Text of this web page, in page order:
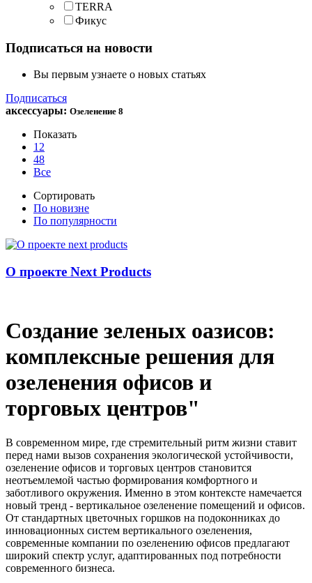
TERRA
Фикус
Подписаться на новости
Вы первым узнаете о новых статьях
Подписаться
аксессуары: Озеленение 8
Показать
12
48
Все
Сортировать
По новизне
По популярности
О проекте Next Products
Создание зеленых оазисов:
комплексные решения для
озеленения офисов и
торговых центров"
В современном мире, где стремительный ритм жизни ставит
перед нами вызов сохранения экологической устойчивости,
озеленение офисов и торговых центров становится
неотъемлемой частью формирования комфортного и
заботливого окружения. Именно в этом контексте намечается
новый тренд - вертикальное озеленение помещений и офисов.
От стандартных цветочных горшков на подоконниках до
инновационных систем вертикального озеленения,
современные компании по озеленению офисов предлагают
широкий спектр услуг, адаптированных под потребности
современного бизнеса.